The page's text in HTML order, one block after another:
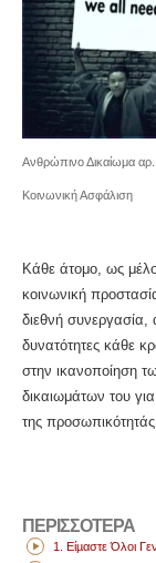
Ανθρώπινο Δικαίωμα
Κοινωνική Ασφάλιση
Κάθε άτομο, ως
κοινωνική
διεθνή συνεργασία,
δυνατότητες κάθε
στην ικανοποίηση
δικαιωμάτων του
της προσωπικότητάς
ΠΕΡΙΣΣΟΤΕΡΑ
1. Είµαστε Όλοι